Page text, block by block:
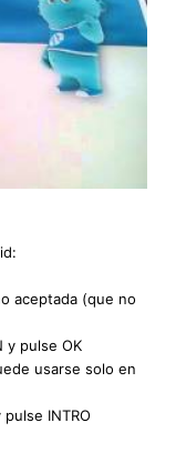
aceptada (que no
y pulse OK
usarse solo en
pulse INTRO